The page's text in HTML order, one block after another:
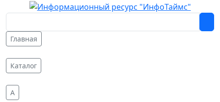
Главная
Каталог
A